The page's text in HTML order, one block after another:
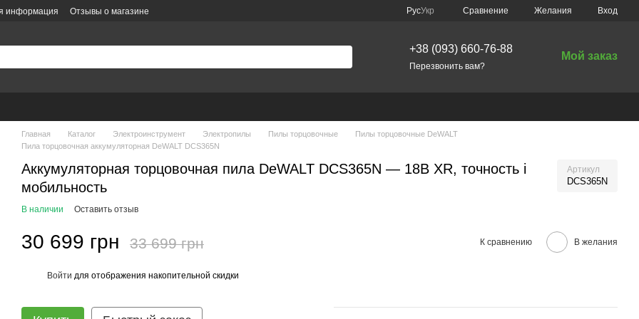
информация
Отзывы о магазине
РусУкр Сравнение Желания Вход
+38 (093) 660-76-88
Перезвонить вам?
Мой заказ
Главная Каталог Электроинструмент Электропилы Пилы торцовочные
Пилы торцовочные DeWALT
Пила торцовочная аккумуляторная DeWALT DCS365N
Аккумуляторная торцовочная пила DeWALT DCS365N — 18В XR, точность і
мобильность
Артикул
DCS365N
В наличии Оставить отзыв
30 699 грн 33 699 грн К сравнению В желания
Войти для отображения накопительной скидки